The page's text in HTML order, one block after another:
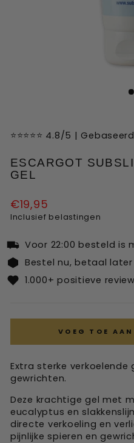
invalid url input
⭐⭐⭐⭐⭐ 4.8/5 |
ESCARGOT
GEL
Normale
prijs
€19,95
Inclusief belastingen
Voor 22:00 besteld is
Bestel nu, betaal
1.000+ positieve
VOEG TOE
Extra sterke verkoelende
gewrichten.
Deze krachtige gel met
eucalyptus en
directe verkoeling en
pijnlijke spieren en